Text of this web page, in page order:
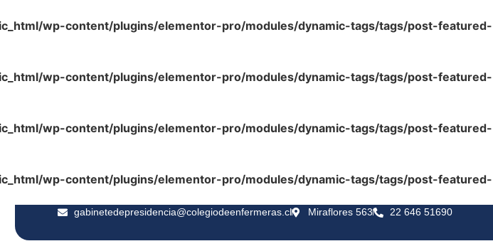
wp-content/plugins/elementor-pro/modules/dynamic-tags/tags/post-featured-
wp-content/plugins/elementor-pro/modules/dynamic-tags/tags/post-featured-
wp-content/plugins/elementor-pro/modules/dynamic-tags/tags/post-featured-
wp-content/plugins/elementor-pro/modules/dynamic-tags/tags/post-featured-
gabinetedepresidencia@colegiodeenfermeras.cl Miraflores 563 22 646 51690